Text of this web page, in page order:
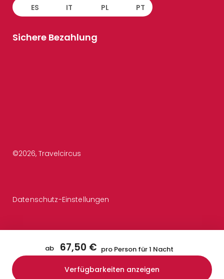
ab 67,50 € pro Person für 1 Nacht
Verfügbarkeiten anzeigen
ES IT PL PT
Sichere Bezahlung
©2026, Travelcircus
Datenschutz-Einstellungen